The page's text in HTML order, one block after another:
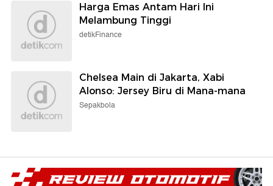
Harga Emas Antam Hari Ini
Melambung Tinggi
detikFinance
Chelsea Main di Jakarta, Xabi
Alonso: Jersey Biru di Mana-mana
Sepakbola